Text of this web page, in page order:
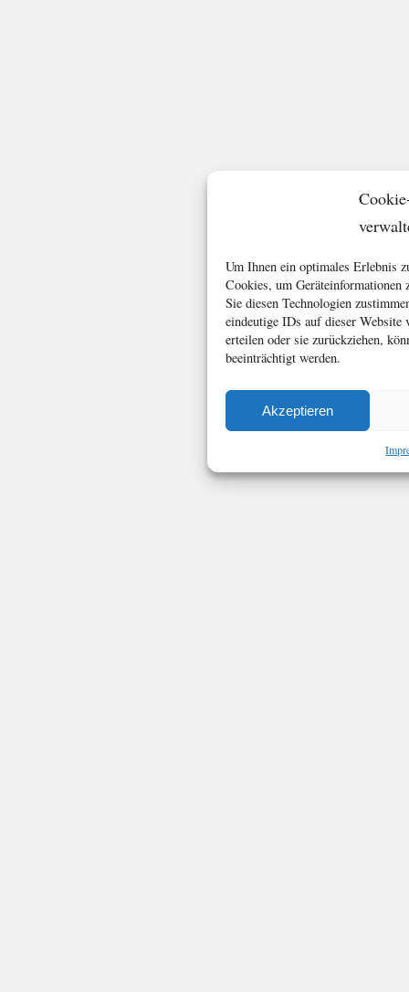
Um Ihnen ein optimales Erlebnis
Cookies, um Geräteinformationen
Sie diesen Technologien
eindeutige IDs auf dieser
erteilen oder sie zurückziehen,
beeinträchtigt werden.
Akzeptieren